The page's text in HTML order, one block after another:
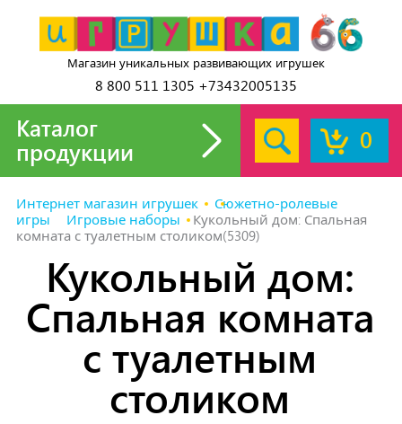
Магазин уникальных развивающих игрушек
8 800 511 1305 +73432005135
0
Каталог
продукции
Интернет магазин игрушек
Сюжетно-ролевые
игры
Игровые наборы
Кукольный дом: Спальная
комната с туалетным столиком(5309)
Кукольный дом:
Спальная комната
с туалетным
столиком